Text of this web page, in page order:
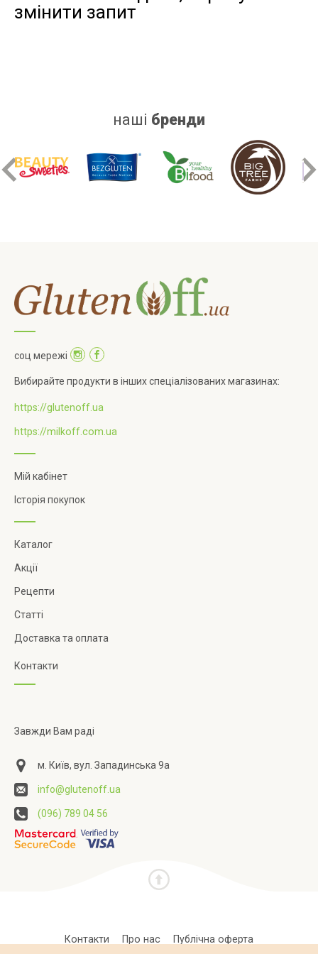
дріжджів
змінити запит
наші бренди
соц мережі
Вибирайте продукти в інших спеціалізованих магазинах:
https://glutenoff.ua
https://milkoff.com.ua
Мій кабінет
Історія покупок
Каталог
Акції
Рецепти
Статті
Доставка та оплата
Контакти
Завжди Вам раді
м. Київ, вул. Западинська 9а
info@glutenoff.ua
(096) 789 04 56
Контакти Про нас Публічна оферта